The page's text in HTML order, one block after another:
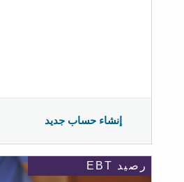
إنشاء حساب جديد
رصيد EBT